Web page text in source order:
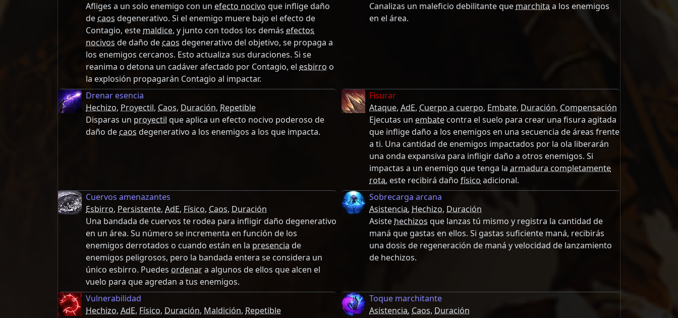
Afliges a un solo enemigo con un efecto nocivo que inflige daño
decaos degenerativo. Si el enemigo muere bajo el efecto de
Contagio, este maldice, y junto con todos los demás efectos
nocivos de daño de caos degenerativo del objetivo, se propaga a
los enemigos cercanos. Esto actualiza sus duraciones. Si se
reanima o detona un cadáver afectado por Contagio, el esbirro o
la explosión propagarán Contagio al impactar.
Canalizas un maleficio debilitante que marchita a los enemigos
en el área.
Drenar esencia
Hechizo, Proyectil, Caos, Duración, Repetible
Disparas un proyectil que aplica un efecto nocivo poderoso de
daño de caos degenerativo a los enemigos a los que impacta.
Fisurar
Ataque, AdE, Cuerpo a cuerpo, Embate, Duración, Compensación
Ejecutas un embatecontra el suelo para crear una fisura agitada
que inflige daño a los enemigos en una secuencia de áreas frente
a ti. Una cantidad de enemigos impactados por la ola liberarán
una onda expansiva para infligir daño a otros enemigos. Si
impactas a un enemigo que tenga la armadura completamente
rota, este recibirá daño físico adicional.
Cuervos amenazantes
Esbirro, Persistente, AdE, Físico, Caos, Duración
Una bandada de cuervos te rodea para infligir daño degenerativo
en un área. Su número se incrementa en función de los
enemigos derrotados o cuando están en la presencia de
enemigos peligrosos, pero la bandada entera se considera un
único esbirro. Puedes ordenara algunos de ellos que alcen el
vuelo para que agredan a tus enemigos.
Sobrecarga arcana
Asistencia, Hechizo, Duración
Asiste hechizos que lanzas tú mismo y registra la cantidad de
maná que gastas en ellos. Si gastas suficiente maná, recibirás
una dosis de regeneración de maná y velocidad de lanzamiento
de hechizos.
Vulnerabilidad
Hechizo, AdE, Físico, Duración, Maldición, Repetible
Toque marchitante
Asistencia, Caos, Duración